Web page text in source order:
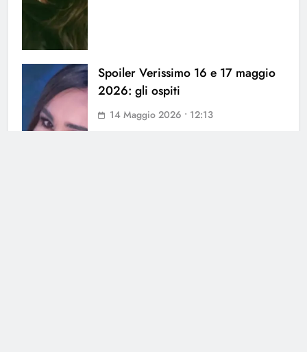
Spoiler Verissimo 16 e 17 maggio
2026: gli ospiti
14 Maggio 2026 • 12:13